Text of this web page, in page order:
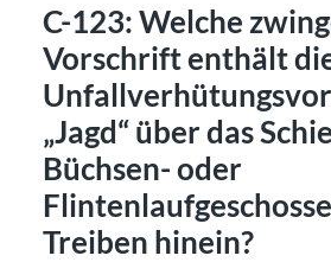
C-123: Welche
Vorschrift enthält
„Jagd“ über das
Büchsen- oder
Treiben hinein?